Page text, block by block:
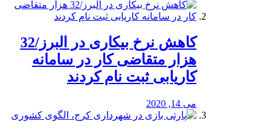
کاهش نرخ بیکاری در البرز/32
هزار متقاضی کار در سامانه
کاریابی ثبت نام کردند
می 14, 2020